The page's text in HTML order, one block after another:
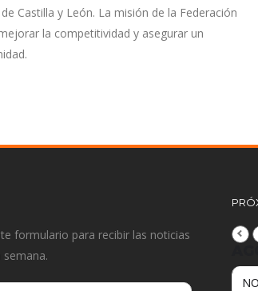
Castilla y León. La misión de la Federación
la competitividad y asegurar un
formulario para recibir las noticias
semana.